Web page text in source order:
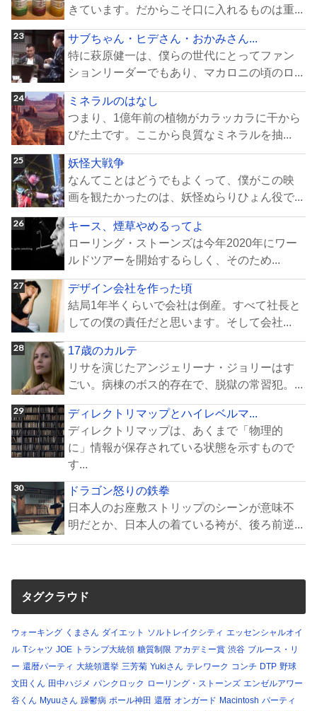
きています。だからこそ口に入れるものは重...
サブちゃん・ヒデさん・おかみさん...
特に萩原健一は、僕らの世代にとってファン
ションリーダーでもあり、マカロニの頃のロ...
ミネラルのはなし
つまり、1億年前の植物がカラッカラに干から
びた土です。ここから良質なミネラルを抽...
妖怪大戦争
なんてことはどうでもよくって、僕がこの映
画を観たかったのは、妖怪ぬらりひょん役で...
キース、煙草やめるってよ
ローリング・ストーンズは今年2020年にワー
ルドツアーを開始するらしく、そのため...
デザイン会社を作った頃
結局1年半くらいで会社は倒産。すべて社長と
しての僕の責任だと思います。そして会社...
17歳のカルテ
リサを演じたアンジェリーナ・ジョリーはす
ごい。病棟のボス的存在で、脱獄の常習犯。...
ディレクトリマップとハイレベルマ...
ディレクトリマップは、あくまで「物理的
に」情報が保存されている状態を示すもので
す...
ドラゴン怒りの鉄拳
日本人のお座敷ストリップのシーンが意味不
明だとか、日本人の着ている袴が、後ろ前逆...
タグクラウド
ウォーキング くまさん ダイエット ソルトレイクシティ エッセンシャルオイ
ル Tシャツ JOE トランプ大統領 糖質制限 アカデミー賞 渋谷 ブルース・リ
ー 還暦パーティ 大統領選挙 三芳菊 Yukiさん テレワーク コンチ DTP 野球
文田くん 田中ハジメ パンクロック ローリング・ストーンズ エンゼルアワー
谷くん Myuuさん 躁鬱病 ポール神田 還暦 オンガード Macintosh パーティ